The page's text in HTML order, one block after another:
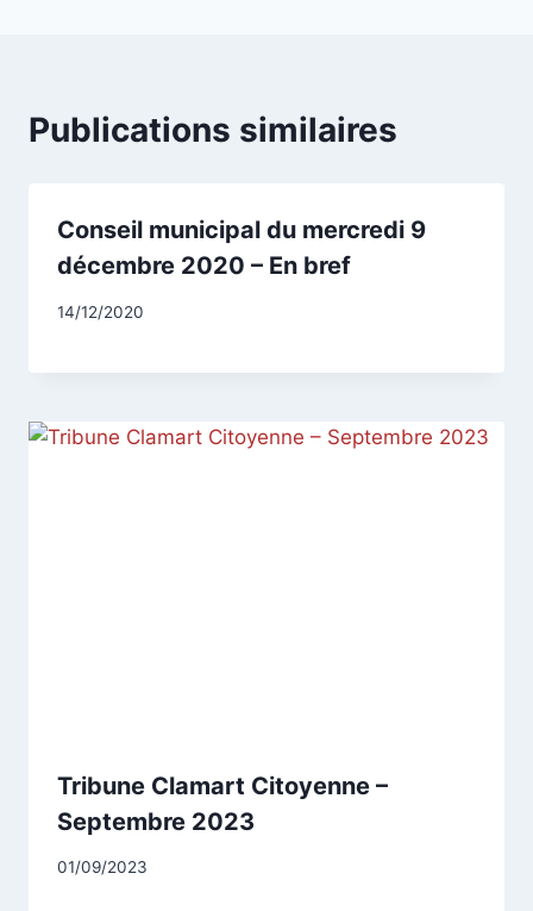
Publications similaires
Conseil municipal du mercredi 9
décembre 2020 – En bref
Par
14/12/2020
Tribune Clamart Citoyenne –
Septembre 2023
Par
01/09/2023